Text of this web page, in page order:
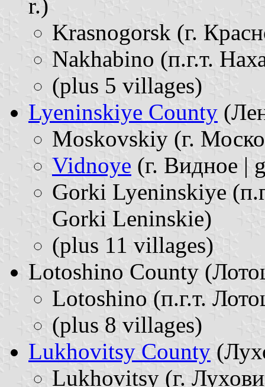
r.)
Krasnogorsk (г.
Nakhabino (п.г.т.
(plus 5 villages)
Lyeninskiye County
Moskovskiy (г.
Vidnoye (г. Видное |
Gorki Lyeninskiye
Gorki Leninskie)
(plus 11 villages)
Lotoshino County
Lotoshino (п.г.т.
(plus 8 villages)
Lukhovitsy County
Lukhovitsy (г.